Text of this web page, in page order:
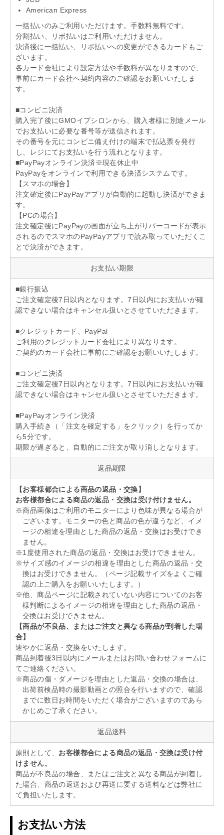
American Express
一括払いのみご利用いただけます。手数料無料です。
分割払い、リボ払いはご利用いただけません。
決済後に一括払い、リボ払いへの変更ができるカードもご
ざいます。
各カード会社により設定方法や手数料が異なりますので、
事前にカード会社へ契約内容のご確認をお願いいたしま
す。
■コンビニ決済
購入完了後にGMOイプシロンから、購入者様に別途メール
でお支払いに必要な番号等が送信されます。
その番号を元にコンビニ備え付けの端末で払込票を発行
し、レジにてお支払いを行う流れとなります。
■PayPayオンライン決済※現在休止中
PayPayをオンラインで利用できる決済システムです。
【スマホの場合】
注文確定後にPayPayアプリが自動的に起動し決済ができま
す。
【PCの場合】
注文確定後にPayPayの画面が立ち上がりバーコードが表示
されるのでスマホのPayPayアプリで読み取っていただくこ
とで決済ができます。
お支払い期限
■銀行振込
ご注文確定後7日以内となります。7日以内にお支払いが確
認できない場合はキャンセル扱いとさせていただきます。
■クレジットカード、PayPal
ご利用のクレジットカード会社により異なります。
ご契約のカード会社に事前にご確認をお願いいたします。
■コンビニ決済
ご注文確定後7日以内となります。7日以内にお支払いが確
認できない場合はキャンセル扱いとさせていただきます。
■PayPayオンライン決済
購入手続き（「注文を確定する」をクリック）を行ってか
ら5分です。
期限が過ぎると、自動的にご注文が取り消しとなります。
返品期限
【お客様都合による商品の返品・交換】
お客様都合による商品の返品・交換は受け付けません。
※商品画像はご利用のモニターにより色味が異なる場合が
ございます。モニターの色と商品の色が違うなど、イメ
ージの相違を理由とした商品の返品・交換はお受けでき
ません。
※1度使用された商品の返品・交換はお受けできません。
※サイズ感のイメージの相違を理由とした商品の返品・交
換はお受けできません。（ページ記載サイズをよくご確
認の上ご購入をお願いいたします。）
※他、商品ページに記載されていない内容についてのお客
様判断によるイメージの相違を理由とした商品の返品・
交換はお受けできません。
【商品が不良品、またはご注文と異なる商品が到着した場
合】
速やかに返品・交換をいたします。
商品到着後3日以内にメールまたはお問い合わせフォームに
てご連絡ください。
※商品の傷・ダメージを理由とした返品・交換の場合は、
出荷前検品時の撮影動画との照合を行いますので、確認
までに数日お時間をいただく場合がございますのであら
かじめご了承ください。
返品送料
原則として、 お客様都合による商品の返品・交換は受け付
けません。
商品が不良品の場合、またはご注文と異なる商品が到着し
た場合、商品の返送および再送に要する送料などは弊社に
て負担いたします。
お支払い方法